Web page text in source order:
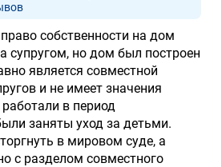
собственности на дом
супругом, но дом был построен
является совместной
и не имеет значения
в период
заняты уход за детьми.
в мировом суде, а
с разделом совместного